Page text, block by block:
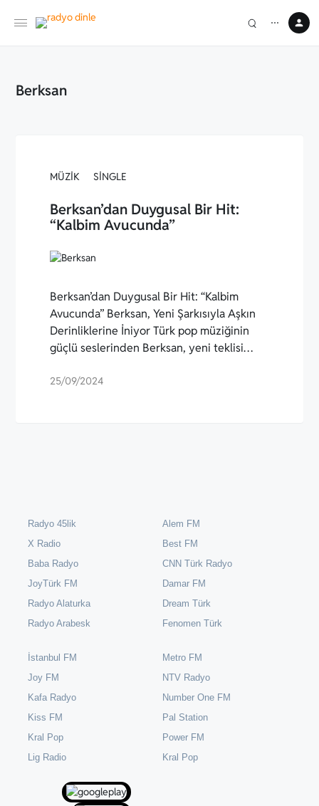
⋯
Berksan
MÜZIK SINGLE
Berksan’dan Duygusal Bir Hit:
“Kalbim Avucunda”
Berksan’dan Duygusal Bir Hit: “Kalbim
Avucunda” Berksan, Yeni Şarkısıyla Aşkın
Derinliklerine İniyor Türk pop müziğinin
güçlü seslerinden Berksan, yeni teklisi…
25/09/2024
Radyo 45lik
X Radio
Baba Radyo
JoyTürk FM
Radyo Alaturka
Radyo Arabesk
Alem FM
Best FM
CNN Türk Radyo
Damar FM
Dream Türk
Fenomen Türk
İstanbul FM
Joy FM
Kafa Radyo
Kiss FM
Kral Pop
⁠Lig Radio
Metro FM
NTV Radyo
Number One FM
Pal Station
Power FM
Kral Pop